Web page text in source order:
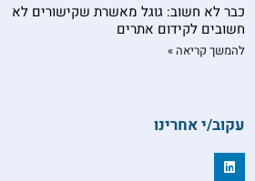
כבר לא חשוב: גוגל מאשרת שקישורים לא
חשובים לקידום אתרים
להמשך קריאה »
עקוב/י אחרינו
L
i